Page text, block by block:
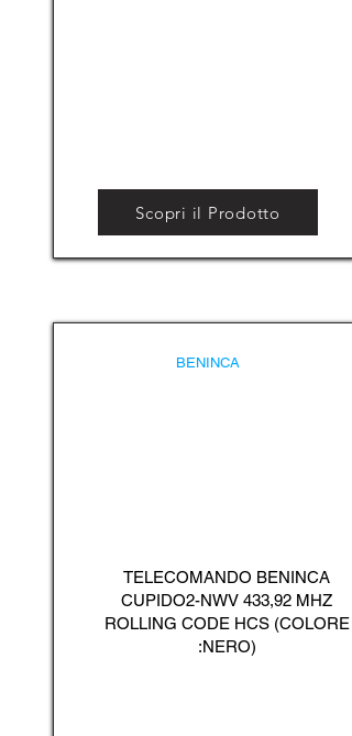
Scopri il Prodotto
BENINCA
TELECOMANDO BENINCA
CUPIDO2-NWV 433,92 MHZ
ROLLING CODE HCS (COLORE
:NERO)